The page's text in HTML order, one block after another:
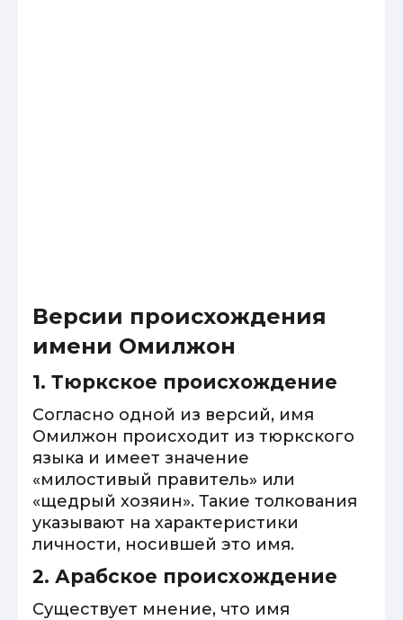
Версии происхождения
имени Омилжон
1. Тюркское происхождение
Согласно одной из версий, имя
Омилжон происходит из тюркского
языка и имеет значение
«милостивый правитель» или
«щедрый хозяин». Такие толкования
указывают на характеристики
личности, носившей это имя.
2. Арабское происхождение
Существует мнение, что имя